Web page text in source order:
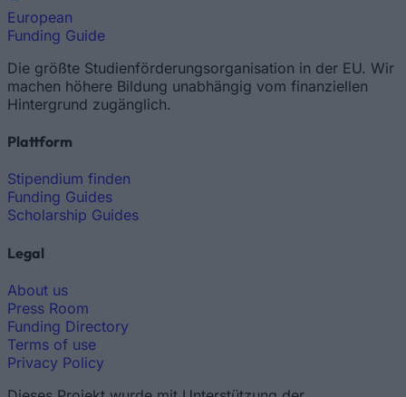
European
Funding Guide
Die größte Studienförderungsorganisation in der EU. Wir
machen höhere Bildung unabhängig vom finanziellen
Hintergrund zugänglich.
Plattform
Stipendium finden
Funding Guides
Scholarship Guides
Legal
About us
Press Room
Funding Directory
Terms of use
Privacy Policy